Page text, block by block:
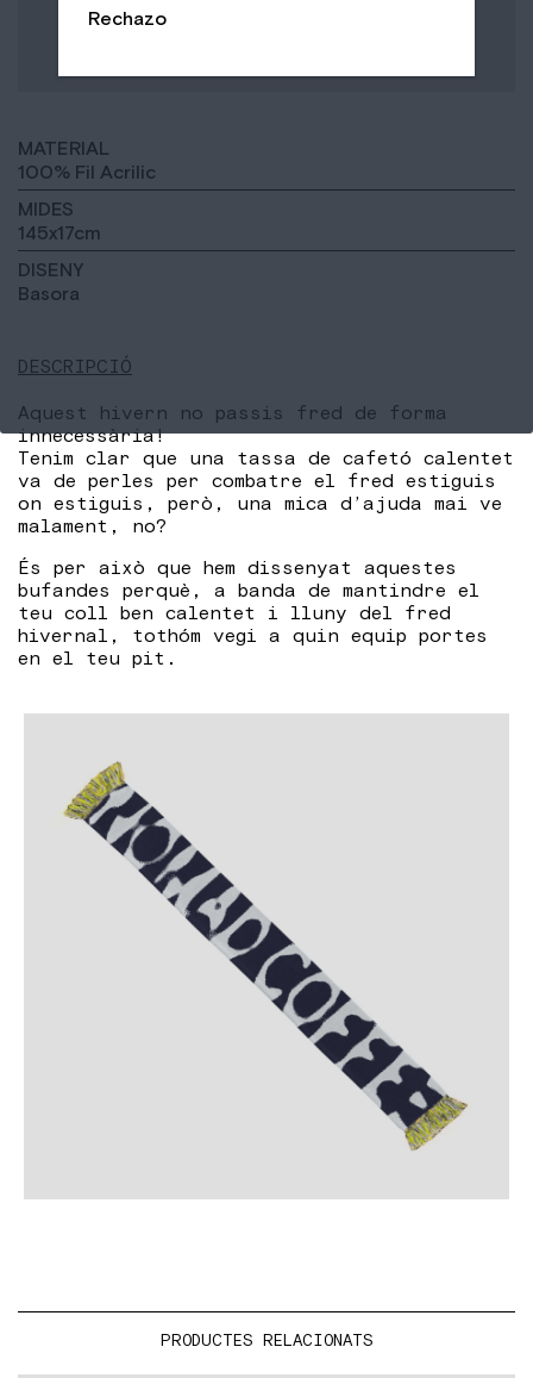
MATERIAL
100% Fil Acrilic
MIDES
145x17cm
DISENY
Basora
DESCRIPCIÓ
Aquest hivern no passis fred de forma
innecessària!
Tenim clar que una tassa de cafetó calentet
va de perles per combatre el fred estiguis
on estiguis, però, una mica d’ajuda mai ve
malament, no?
És per això que hem dissenyat aquestes
bufandes perquè, a banda de mantindre el
teu coll ben calentet i lluny del fred
hivernal, tothóm vegi a quin equip portes
en el teu pit.
PRODUCTES RELACIONATS
Rechazo